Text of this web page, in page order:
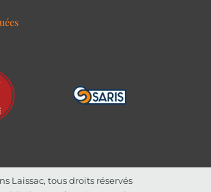
Laissac, tous droits réservés